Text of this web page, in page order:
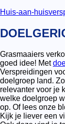
Huis-aan-
Grasmaaiers
goed idee! Met
Verspreidingen
doelgroep land.
relevanter voor je
welke doelgroep
op. Of lees onze
Kijk je liever een